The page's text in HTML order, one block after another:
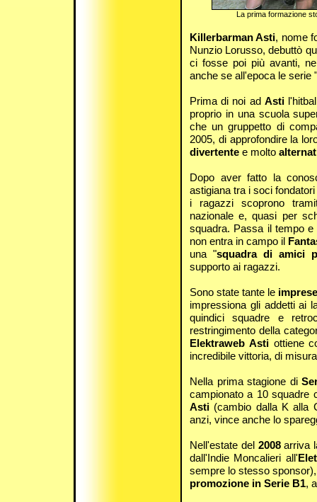
La prima formazione
Killerbarman Asti, nome
Nunzio Lorusso, debuttò
ci fosse poi più avanti,
anche se all'epoca le
Prima di noi ad Asti
proprio in una scuola
che un gruppetto di
2005, di approfondire la
divertente e molto
Dopo aver fatto la
astigiana tra i soci
i ragazzi scoprono
nazionale e, quasi per
squadra. Passa il tempo
non entra in campo il
una "squadra di amici
supporto ai ragazzi.
Sono state tante le imprese
impressiona gli addetti ai
quindici squadre e
restringimento della
Elektraweb Astiottiene
incredibile vittoria, di
Nella prima stagione di
campionato a 10 squadre
Asti (cambio dalla K alla
anzi, vince anche lo
Nell'estate del 2008arriva
dall'Indie Moncalieri all'
sempre lo stesso
promozione in Serie B1,